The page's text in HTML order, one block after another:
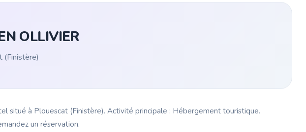
OLLIVIER
(Finistère)
situé à Plouescat (Finistère). Activité principale : Hébergement touristique.
un réservation.